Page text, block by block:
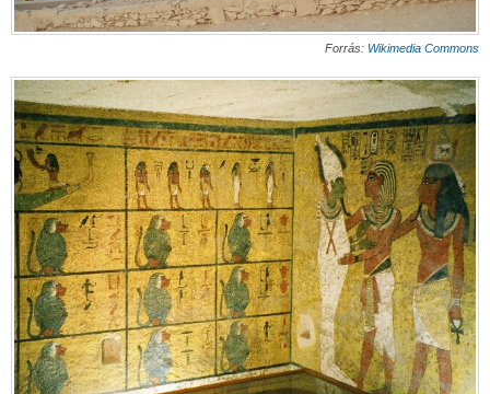
Forrás: Wikimedia Commons